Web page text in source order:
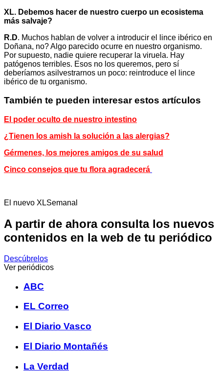
XL. Debemos hacer de nuestro cuerpo un ecosistema
más salvaje?
R.D. Muchos hablan de volver a introducir el lince ibérico en
Doñana, no? Algo parecido ocurre en nuestro organismo.
Por supuesto, nadie quiere recuperar la viruela. Hay
patógenos terribles. Esos no los queremos, pero sí
deberíamos asilvestrarnos un poco: reintroduce el lince
ibérico de tu organismo.
También te pueden interesar estos artículos
El poder oculto de nuestro intestino
¿Tienen los amish la solución a las alergias?
Gérmenes, los mejores amigos de su salud
Cinco consejos que tu flora agradecerá
El nuevo XLSemanal
A partir de ahora consulta los nuevos
contenidos en la web de tu periódico
Descúbrelos
Ver periódicos
ABC
EL Correo
El Diario Vasco
El Diario Montañés
La Verdad